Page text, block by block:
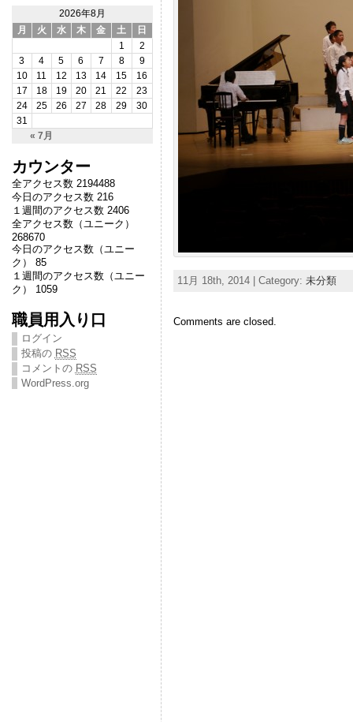
2026年8月
月
火 水 木 金 土 日
« 7月
1
2
3
4 5 6 7 8
9
10
11 12 13 14 15
16
17
18 19 20 21 22
23
24
25 26 27 28 29
30
31
カウンター
全アクセス数 2194488
今日のアクセス数 216
１週間のアクセス数 2406
全アクセス数（ユニーク）
268670
今日のアクセス数（ユニー
ク） 85
１週間のアクセス数（ユニー
ク） 1059
職員用入り口
ログイン
投稿の RSS
コメントの RSS
WordPress.org
11月 18th, 2014 | Category: 未分類
Comments are closed.